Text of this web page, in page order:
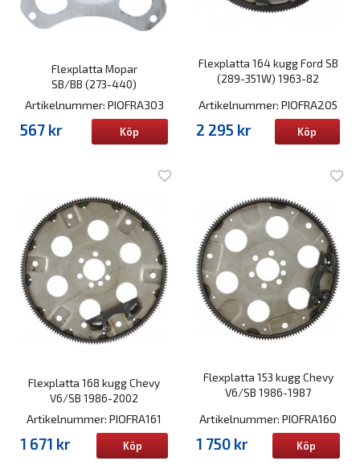
Flexplatta Mopar
SB/BB (273-440)
Artikelnummer: PIOFRA303
567 kr Köp
Flexplatta 164 kugg Ford SB
(289-351W) 1963-82
Artikelnummer: PIOFRA205
2 295 kr Köp
Flexplatta 168 kugg Chevy
V6/SB 1986-2002
Artikelnummer: PIOFRA161
1 671 kr Köp
Flexplatta 153 kugg Chevy
V6/SB 1986-1987
Artikelnummer: PIOFRA160
1 750 kr Köp